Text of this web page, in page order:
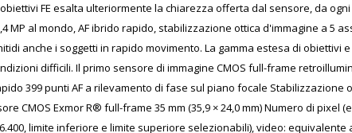
FE esalta ulteriormente la chiarezza offerta dal sensore, da
MP al mondo, AF ibrido rapido, stabilizzazione ottica d'immagine a 5
anche i soggetti in rapido movimento. La gamma estesa di
difficili. Il primo sensore di immagine CMOS full-frame
399 punti AF a rilevamento di fase sul piano focale
CMOS Exmor R® full-frame 35 mm (35,9 × 24,0 mm) Numero di pixel
6.400, limite inferiore e limite superiore selezionabili), video: